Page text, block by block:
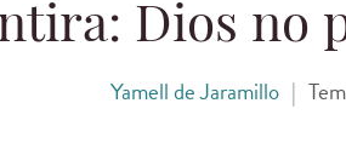
Dios no
Yamell de Jaramillo |